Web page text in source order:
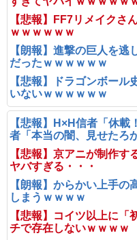
【悲報】FF7リメイクさ
ｗｗｗｗｗｗ
【朗報】進撃の巨人を
だったｗｗｗｗｗｗ
【悲報】ドラゴンボー
いないｗｗｗｗｗｗ
【悲報】H×H信者「休載
者「本当の闇、見せたろ
【悲報】京アニが制作
ヤバすぎる・・・
【朗報】からかい上手
しまうｗｗｗｗ
【悲報】コイツ以上に
チで存在しないｗｗｗｗ